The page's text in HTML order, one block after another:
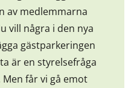
av medlemmarna
vill några i den nya
gästparkeringen
är en styrelsefråga
får vi gå emot